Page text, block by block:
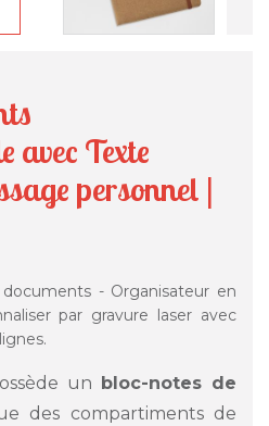
avec Texte
personnel |
- Organisateur en
par gravure laser avec
un bloc-notes de
des compartiments de